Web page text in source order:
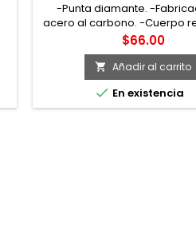
-Punta diamante. -
acero al carbono. -Cuerpo
Largo 1". -Ideales para
carpintería, tarimas y
madera, etc.
Precio
$66.00
 Añadir al carrito
 En existencia